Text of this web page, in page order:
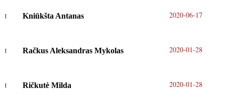
Kniūkšta Antanas 2020-06-17
Račkus Aleksandras Mykolas 2020-01-28
Ričkutė Milda 2020-01-28